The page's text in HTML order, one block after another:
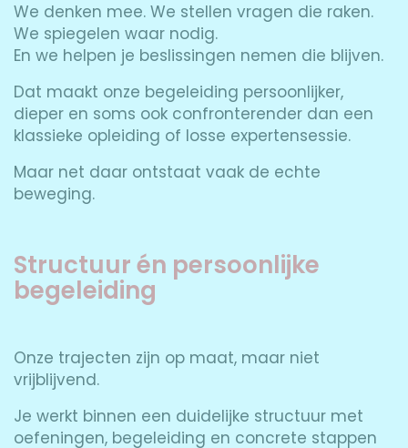
We denken mee. We stellen vragen die raken.
We spiegelen waar nodig.
En we helpen je beslissingen nemen die blijven.
Dat maakt onze begeleiding persoonlijker,
dieper en soms ook confronterender dan een
klassieke opleiding of losse expertensessie.
Maar net daar ontstaat vaak de echte
beweging.
Structuur én persoonlijke
begeleiding
Onze trajecten zijn op maat, maar niet
vrijblijvend.
Je werkt binnen een duidelijke structuur met
oefeningen, begeleiding en concrete stappen